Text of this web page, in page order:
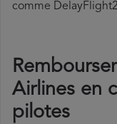
comme
Airlines en
pilotes